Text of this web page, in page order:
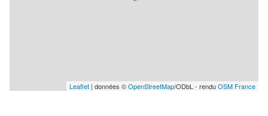
Leaflet | données ©OpenStreetMap/ODbL - renduOSM France